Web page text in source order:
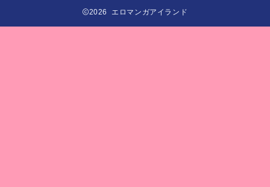
2026 エロマンガアイランド